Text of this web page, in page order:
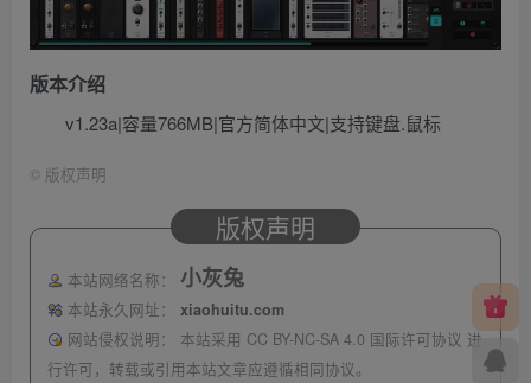
版本介绍
v1.23a|容量766MB|官方简体中文|支持键盘.鼠标
© 版权声明
版权声明
本站网络名称： 小灰兔
本站永久网址：
xiaohuitu.com
网站侵权说明：
本站采用 CC BY-NC-SA 4.0 国际许可协议 进
行许可，转载或引用本站文章应遵循相同协议。